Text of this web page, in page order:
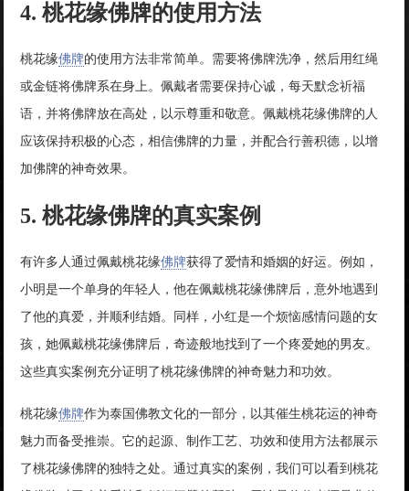
4. 桃花缘佛牌的使用方法
桃花缘佛牌的使用方法非常简单。需要将佛牌洗净，然后用红绳
或金链将佛牌系在身上。佩戴者需要保持心诚，每天默念祈福
语，并将佛牌放在高处，以示尊重和敬意。佩戴桃花缘佛牌的人
应该保持积极的心态，相信佛牌的力量，并配合行善积德，以增
加佛牌的神奇效果。
5. 桃花缘佛牌的真实案例
有许多人通过佩戴桃花缘佛牌获得了爱情和婚姻的好运。例如，
小明是一个单身的年轻人，他在佩戴桃花缘佛牌后，意外地遇到
了他的真爱，并顺利结婚。同样，小红是一个烦恼感情问题的女
孩，她佩戴桃花缘佛牌后，奇迹般地找到了一个疼爱她的男友。
这些真实案例充分证明了桃花缘佛牌的神奇魅力和功效。
桃花缘佛牌作为泰国佛教文化的一部分，以其催生桃花运的神奇
魅力而备受推崇。它的起源、制作工艺、功效和使用方法都展示
了桃花缘佛牌的独特之处。通过真实的案例，我们可以看到桃花